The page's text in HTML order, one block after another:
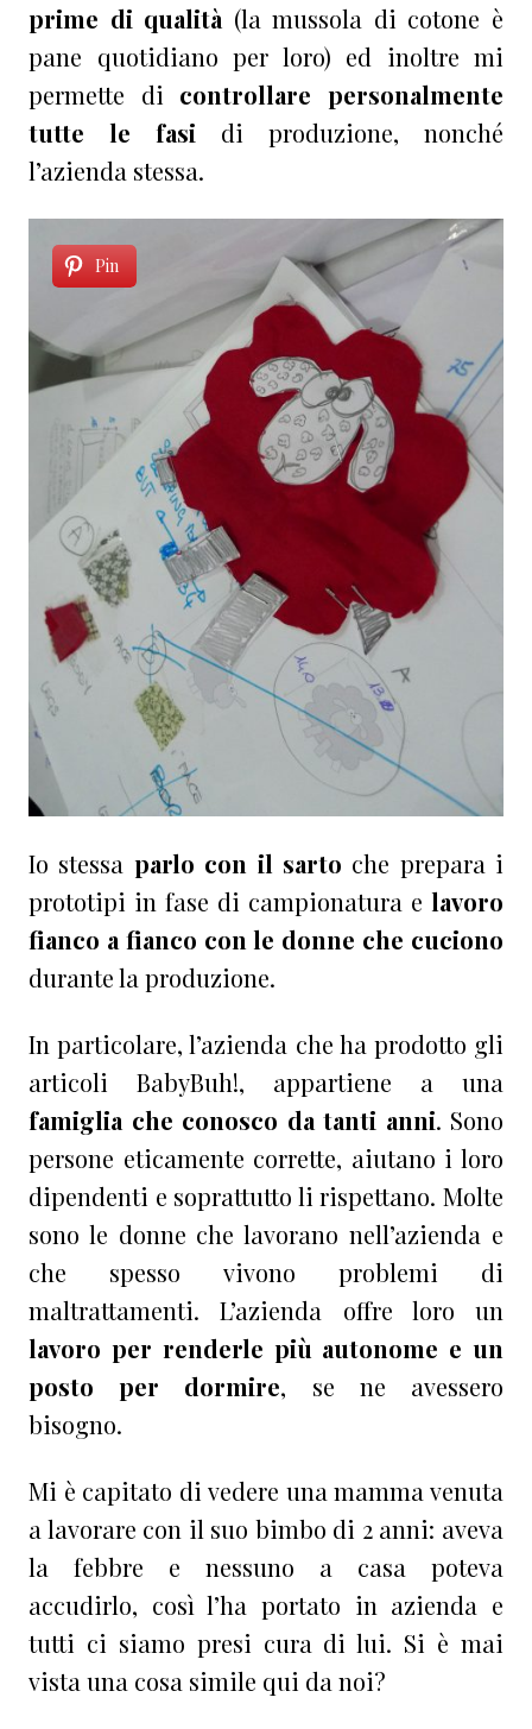
prime di qualità (la mussola di cotone è
pane quotidiano per loro) ed inoltre mi
permette di controllare personalmente
tutte le fasi di produzione, nonché
l’azienda stessa.
Pin
Io stessa parlo con il sarto che prepara i
prototipi in fase di campionatura e lavoro
fianco a fianco con le donne che cuciono
durante la produzione.
In particolare, l’azienda che ha prodotto gli
articoli BabyBuh!, appartiene a una
famiglia che conosco da tanti anni. Sono
persone eticamente corrette, aiutano i loro
dipendenti e soprattutto li rispettano. Molte
sono le donne che lavorano nell’azienda e
che spesso vivono problemi di
maltrattamenti. L’azienda offre loro un
lavoro per renderle più autonome e un
posto per dormire, se ne avessero
bisogno.
Mi è capitato di vedere una mamma venuta
a lavorare con il suo bimbo di 2 anni: aveva
la febbre e nessuno a casa poteva
accudirlo, così l’ha portato in azienda e
tutti ci siamo presi cura di lui. Si è mai
vista una cosa simile qui da noi?